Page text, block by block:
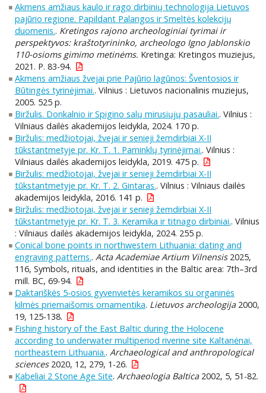
Akmens amžiaus kaulo ir rago dirbinių technologija Lietuvos
pajūrio regione. Papildant Palangos ir Smeltės kolekcijų
duomenis.. Kretingos rajono archeologiniai tyrimai ir
perspektyvos: kraštotyrininko, archeologo Igno Jablonskio
110-osioms gimimo metinėms. Kretinga: Kretingos muziejus,
2021. P. 83-94.
Akmens amžiaus žvejai prie Pajūrio lagūnos: Šventosios ir
Būtingės tyrinėjimai.. Vilnius : Lietuvos nacionalinis muziejus,
2005. 525 p.
Biržulis. Donkalnio ir Spigino salų mirusiųjų pasauliai.. Vilnius :
Vilniaus dailės akademijos leidykla, 2024. 170 p.
Biržulis: medžiotojai, žvejai ir senieji žemdirbiai X-II
tūkstantmetyje pr. Kr. T. 1. Paminklų tyrinėjimai.. Vilnius :
Vilniaus dailės akademijos leidykla, 2019. 475 p.
Biržulis: medžiotojai, žvejai ir senieji žemdirbiai X-II
tūkstantmetyje pr. Kr. T. 2. Gintaras.. Vilnius : Vilniaus dailės
akademijos leidykla, 2016. 141 p.
Biržulis: medžiotojai, žvejai ir senieji žemdirbiai X-II
tūkstantmetyje pr. Kr. T. 3. Keramika ir titnago dirbiniai.. Vilnius
: Vilniaus dailės akademijos leidykla, 2024. 255 p.
Conical bone points in northwestern Lithuania: dating and
engraving patterns.. Acta Academiae Artium Vilnensis2025,
116, Symbols, rituals, and identities in the Baltic area: 7th–3rd
mill. BC, 69-94.
Daktariškės 5-osios gyvenvietės keramikos su organinės
kilmės priemaišomis ornamentika. Lietuvos archeologija2000,
19, 125-138.
Fishing history of the East Baltic during the Holocene
according to underwater multiperiod riverine site Kaltanėnai,
northeastern Lithuania.. Archaeological and anthropological
sciences2020, 12, 279, 1-26.
Kabeliai 2 Stone Age Site. Archaeologia Baltica2002, 5, 51-82.